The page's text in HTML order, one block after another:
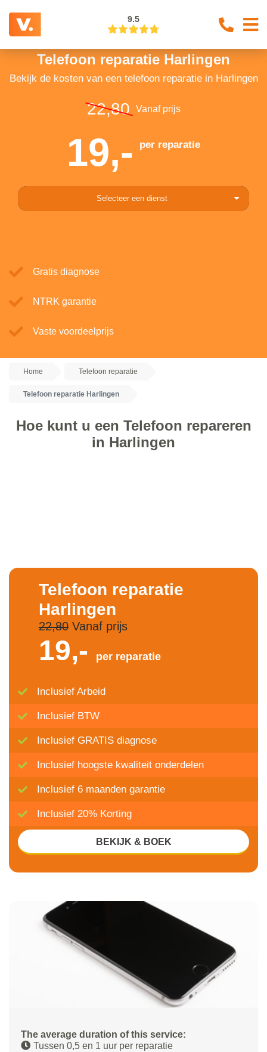
9.5
Telefoon reparatie Harlingen
Bekijk de kosten van een telefoon reparatie in Harlingen
22,80 Vanaf prijs
19,- per reparatie
Selecteer een dienst
Gratis diagnose
NTRK garantie
Vaste voordeelprijs
Home Telefoon reparatie
Telefoon reparatie Harlingen
Hoe kunt u een Telefoon repareren
in Harlingen
The average duration of this service:
Tussen 0,5 en 1 uur per reparatie
Telefoon reparatie
Harlingen
22,80Vanaf prijs
19,- per reparatie
Inclusief Arbeid
Inclusief BTW
Inclusief GRATIS diagnose
Inclusief hoogste kwaliteit onderdelen
Inclusief 6 maanden garantie
Inclusief 20% Korting
BEKIJK & BOEK